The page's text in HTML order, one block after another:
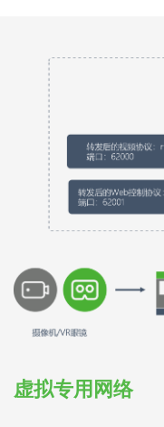
虚拟专用网络